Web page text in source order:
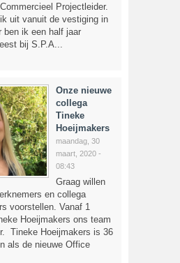
Projectleider.
uit vanuit de vestiging in
ben ik een half jaar
bij S.P.A...
Onze nieuwe
collega
Tineke
Hoeijmakers
maandag, 30
maart, 2020 -
08:43
Graag willen
en collega
voorstellen. Vanaf 1
Hoeijmakers ons team
Tineke Hoeijmakers is 36
als de nieuwe Office